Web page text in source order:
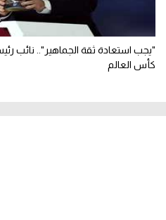
"يجب استعادة ثقة الجماهير".. نائب
كأس العالم